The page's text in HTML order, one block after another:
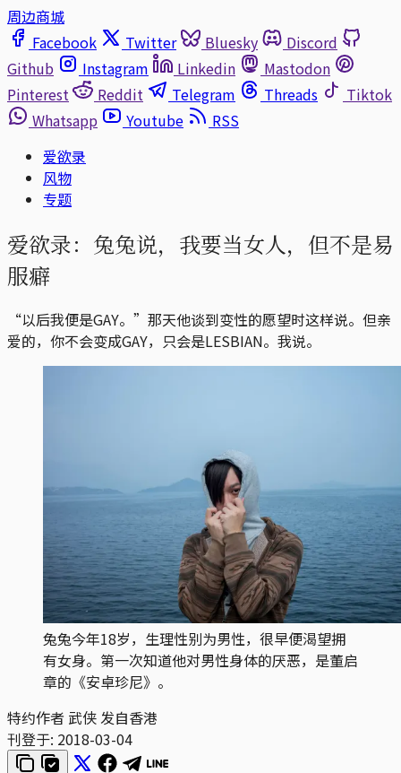
周边商城
Facebook
Twitter Bluesky
Discord
Github
Instagram Linkedin
Mastodon
Pinterest
Reddit Telegram Threads
Tiktok
Whatsapp
Youtube
RSS
爱欲录
风物
专题
爱欲录：兔兔说，我要当女人，但不是易
服癖
“以后我便是GAY。”那天他谈到变性的愿望时这样说。但亲
爱的，你不会变成GAY，只会是LESBIAN。我说。
兔兔今年18岁，生理性别为男性，很早便渴望拥
有女身。第一次知道他对男性身体的厌恶，是董启
章的《安卓珍尼》。
特约作者 武侠 发自香港
刊登于: 2018-03-04